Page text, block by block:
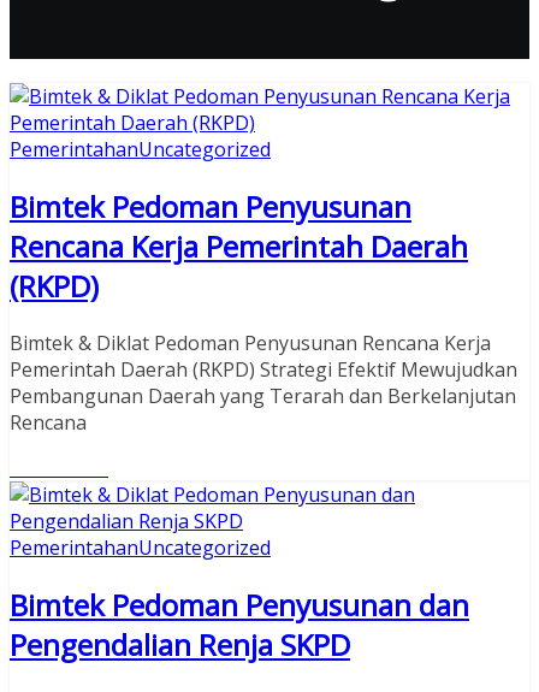
PemerintahanUncategorized
Bimtek Pedoman Penyusunan
Rencana Kerja Pemerintah Daerah
(RKPD)
Bimtek & Diklat Pedoman Penyusunan Rencana Kerja
Pemerintah Daerah (RKPD) Strategi Efektif Mewujudkan
Pembangunan Daerah yang Terarah dan Berkelanjutan
Rencana
PemerintahanUncategorized
Bimtek Pedoman Penyusunan dan
Pengendalian Renja SKPD